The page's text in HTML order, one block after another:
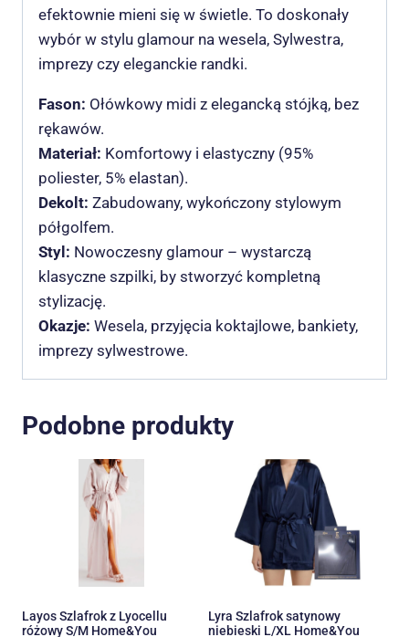
efektownie mieni się w świetle. To doskonały
wybór w stylu glamour na wesela, Sylwestra,
imprezy czy eleganckie randki.
Fason: Ołówkowy midi z elegancką stójką, bez
rękawów.
Materiał: Komfortowy i elastyczny (95%
poliester, 5% elastan).
Dekolt: Zabudowany, wykończony stylowym
półgolfem.
Styl: Nowoczesny glamour – wystarczą
klasyczne szpilki, by stworzyć kompletną
stylizację.
Okazje: Wesela, przyjęcia koktajlowe, bankiety,
imprezy sylwestrowe.
Podobne produkty
Layos Szlafrok z Lyocellu
różowy S/M Home&You
Lyra Szlafrok satynowy
niebieski L/XL Home&You